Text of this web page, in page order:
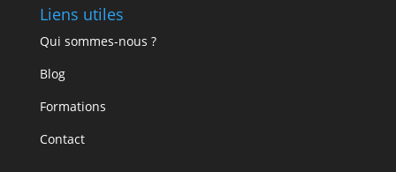
Liens utiles
Qui sommes-nous ?
Blog
Formations
Contact